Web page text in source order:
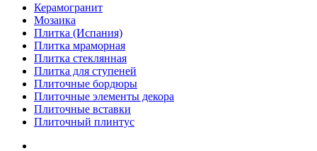
Керамогранит
Мозаика
Плитка (Испания)
Плитка мраморная
Плитка стеклянная
Плитка для ступеней
Плиточные бордюры
Плиточные элементы декора
Плиточные вставки
Плиточный плинтус